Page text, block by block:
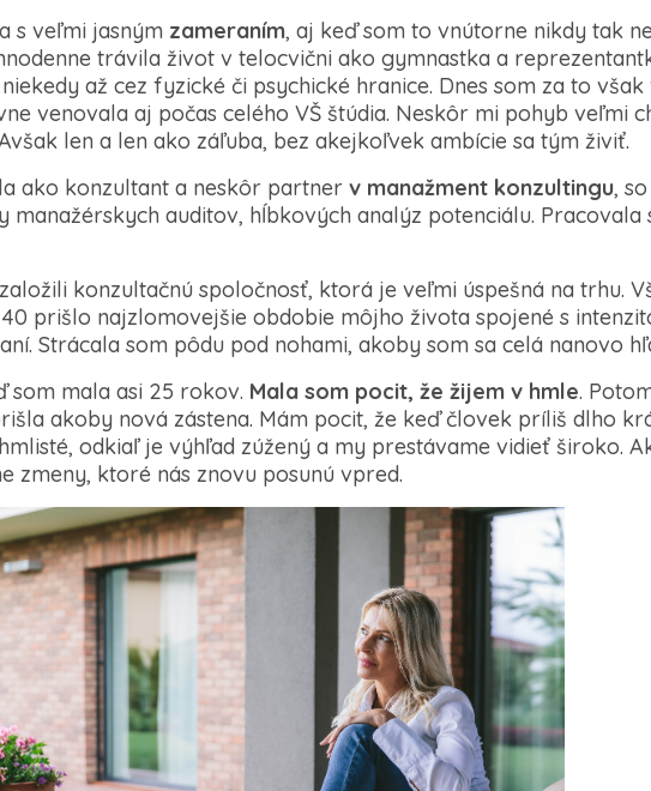
s veľmi jasným zameraním, aj keď som to vnútorne nikdy tak
trávila život v telocvični ako gymnastka a
až cez fyzické či psychické hranice. Dnes som za to
venovala aj počas celého VŠ štúdia. Neskôr mi pohyb veľmi
len a len ako záľuba, bez akejkoľvek ambície sa tým živiť.
ako konzultant a neskôr partner v manažment konzultingu, so
auditov, hĺbkových analýz potenciálu. Pracovala
konzultačnú spoločnosť, ktorá je veľmi úspešná na trhu.
prišlo najzlomovejšie obdobie môjho života spojené s
Strácala som pôdu pod nohami, akoby som sa celá nanovo
som mala asi 25 rokov. Mala som pocit, že žijem v hmle.
akoby nová zástena. Mám pocit, že keď človek príliš dlho
odkiaľ je výhľad zúžený a my prestávame vidieť široko.
zmeny, ktoré nás znovu posunú vpred.